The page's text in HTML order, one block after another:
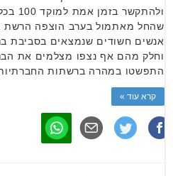
שהחל מאתמול בערב הוצפה הרשת
אנשים חשודים שנמצאים בסביבת
וחלק מהם אף נצפו מצלמים את
התפשטו במהרה ברשתות
קרא עוד »